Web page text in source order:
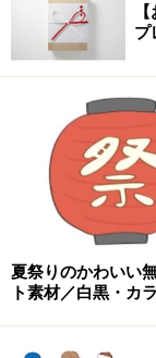
紅葉のフ
カラー/紅葉のイ
モノクロ/紅葉の
プ
夏祭りのかわいい
ト素材／白黒・カ